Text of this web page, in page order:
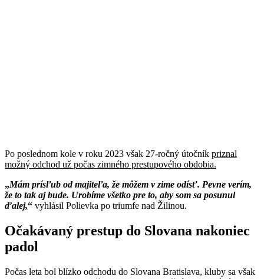
Po poslednom kole v roku 2023 však 27-ročný útočník priznal
možný odchod už počas zimného prestupového obdobia.
Mám prísľub od majiteľa, že môžem v zime odísť. Pevne verím,
že to tak aj bude. Urobíme všetko pre to, aby som sa posunul
ďalej,
vyhlásil Polievka po triumfe nad Žilinou.
Očakávaný prestup do Slovana nakoniec
padol
Počas leta bol blízko odchodu do Slovana Bratislava, kluby sa však